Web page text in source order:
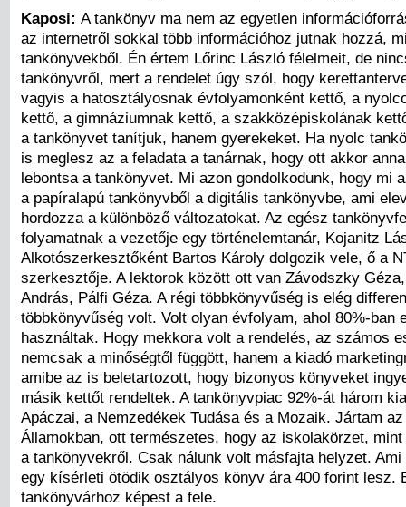
Kaposi: A tankönyv ma nem az egyetlen
az internetről sokkal több információhoz jutnak hozzá,
tankönyvekből. Én értem Lőrinc László félelmeit, de
tankönyvről, mert a rendelet úgy szól, hogy
vagyis a hatosztályosnak évfolyamonként kettő, a
kettő, a gimnáziumnak kettő, a szakközépiskolának
a tankönyvet tanítjuk, hanem gyerekeket. Ha nyolc
is meglesz az a feladata a tanárnak, hogy ott akkor
lebontsa a tankönyvet. Mi azon gondolkodunk, hogy mi
a papíralapú tankönyvből a digitális tankönyvbe, ami
hordozza a különböző változatokat. Az egész
folyamatnak a vezetője egy történelemtanár, Kojanitz
Alkotószerkesztőként Bartos Károly dolgozik vele, ő a
szerkesztője. A lektorok között ott van Závodszky
András, Pálfi Géza. A régi többkönyvűség is elég
többkönyvűség volt. Volt olyan évfolyam, ahol 80%-ban
használtak. Hogy mekkora volt a rendelés, az számos
nemcsak a minőségtől függött, hanem a kiadó
amibe az is beletartozott, hogy bizonyos könyveket
másik kettőt rendeltek. A tankönyvpiac 92%-át három
Apáczai, a Nemzedékek Tudása és a Mozaik. Jártam
Államokban, ott természetes, hogy az iskolakörzet,
a tankönyvekről. Csak nálunk volt másfajta helyzet.
egy kísérleti ötödik osztályos könyv ára 400 forint lesz.
tankönyvárhoz képest a fele.